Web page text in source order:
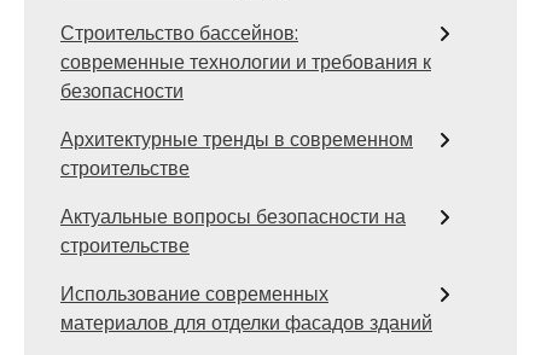
Строительство бассейнов:
современные технологии и требования к
безопасности
Архитектурные тренды в современном
строительстве
Актуальные вопросы безопасности на
строительстве
Использование современных
материалов для отделки фасадов зданий